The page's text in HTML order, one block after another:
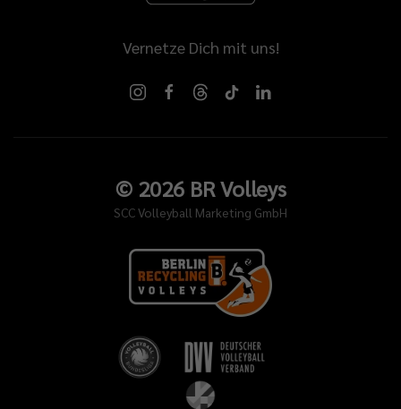
Vernetze Dich mit uns!
© 2026BR Volleys
SCC Volleyball Marketing GmbH